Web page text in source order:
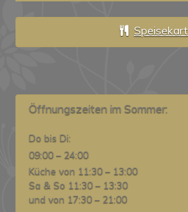
Öffnungszeiten im Sommer:
Do bis Di:
09:00 – 24:00
Küche von 11:30 – 13:00
Sa & So 11:30 – 13:30
und von 17:30 – 21:00